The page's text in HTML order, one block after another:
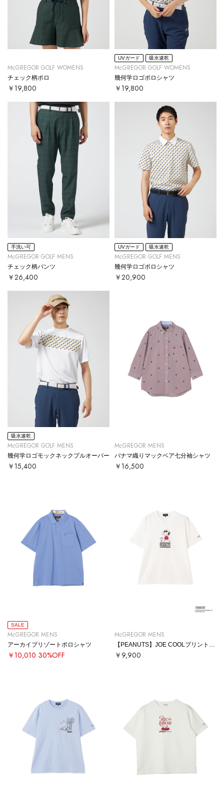
McGREGOR GOLF WOMENS
チェック柄ポロ
￥19,800
UVガード 吸水速乾
McGREGOR GOLF WOMENS
幾何学ロゴポロシャツ
￥19,800
手洗い可
McGREGOR GOLF MENS
チェック柄パンツ
￥26,400
UVガード 吸水速乾
McGREGOR GOLF MENS
幾何学ロゴポロシャツ
￥20,900
吸水速乾
McGREGOR GOLF MENS
幾何学ロゴモックネックプルオーバー
￥15,400
McGREGOR MENS
パナマ織りマックベア七分袖シャツ
￥16,500
SALE
McGREGOR MENS
アーカイブリゾートポロシャツ
￥10,010 30%OFF
McGREGOR MENS
￥9,900